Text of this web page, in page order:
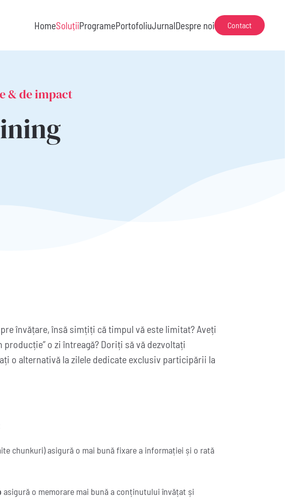
HomeSoluțiiProgramePortofoliuJurnalDespre noi Contact
& de impact
învățare, însă simțiți că timpul vă este limitat? Aveți
producție” o zi întreagă? Doriți să vă dezvoltați
o alternativă la zilele dedicate exclusiv participării la
chunkuri) asigură o mai bună fixare a informației și o rată
asigură o memorare mai bună a conținutului învățat și